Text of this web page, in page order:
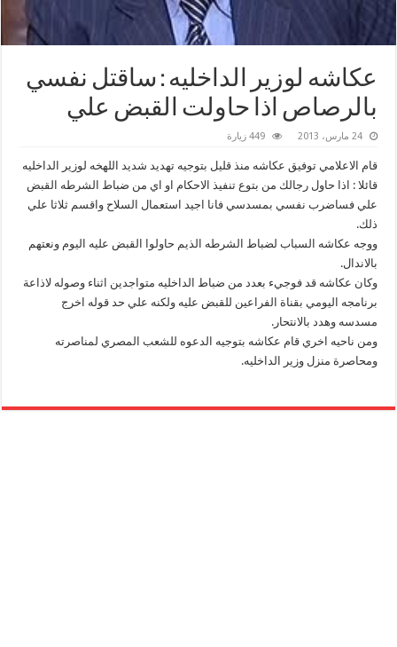
عكاشه لوزير الداخليه : ساقتل نفسي
بالرصاص اذا حاولت القبض علي
24 مارس، 2013 449 زيارة
قام الاعلامي توفيق عكاشه منذ قليل بتوجيه تهديد شديد اللهخه لوزير الداخليه
قائلا : اذا حاول رجالك من بتوع تنفيذ الاحكام او اي من ضباط الشرطه القبض
علي فساضرب نفسي بمسدسي فانا اجيد استعمال السلاح واقسم ثلاثا علي
ذلك.
ووجه عكاشه السباب لضباط الشرطه الذيم حاولوا القبض عليه اليوم ونعتهم
بالاندال.
وكان عكاشه قد فوجيء بعدد من ضباط الداخليه متواجدين اثناء وصوله لاذاعة
برنامجه اليومي بقناة الفراعين للقبض عليه ولكنه علي حد قوله اخرج
مسدسه وهدد بالانتحار.
ومن ناحيه اخري قام عكاشه بتوجيه الدعوه للشعب المصري لمناصرته
ومحاصرة منزل وزير الداخليه.